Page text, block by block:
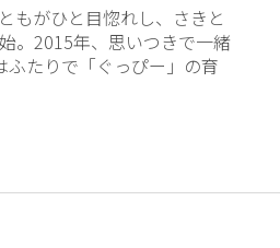
もがひと目惚れし、さきと
。2015年、思いつきで一緒
たりで「ぐっぴー」の育